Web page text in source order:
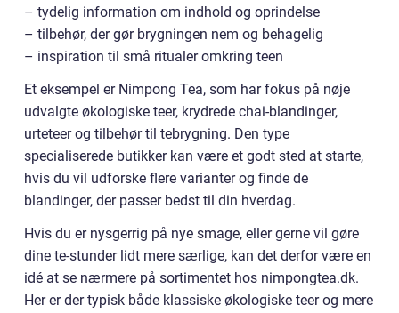
– tydelig information om indhold og oprindelse
– tilbehør, der gør brygningen nem og behagelig
– inspiration til små ritualer omkring teen
Et eksempel er Nimpong Tea, som har fokus på nøje
udvalgte økologiske teer, krydrede chai-blandinger,
urteteer og tilbehør til tebrygning. Den type
specialiserede butikker kan være et godt sted at starte,
hvis du vil udforske flere varianter og finde de
blandinger, der passer bedst til din hverdag.
Hvis du er nysgerrig på nye smage, eller gerne vil gøre
dine te-stunder lidt mere særlige, kan det derfor være en
idé at se nærmere på sortimentet hos nimpongtea.dk.
Her er der typisk både klassiske økologiske teer og mere